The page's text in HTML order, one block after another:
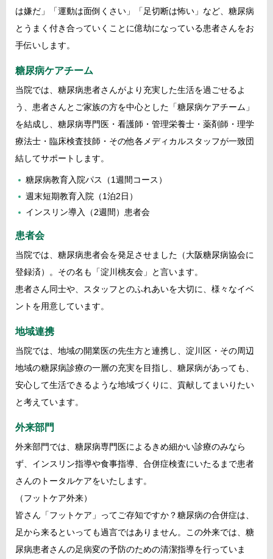
は嫌だ」「運動は面倒くさい」「足切断は怖い」など、糖尿病
とうまく付き合っていくことに億劫になっている患者さんをお
手伝いします。
糖尿病ケアチーム
当院では、糖尿病患者さんがより充実した生活を過ごせるよ
う、患者さんとご家族の方を中心とした「糖尿病ケアチーム」
を結成し、糖尿病専門医・看護師・管理栄養士・薬剤師・理学
療法士・臨床検査技師・その他各メディカルスタッフが一致団
結してサポートします。
糖尿病教育入院パス（1週間コース）
週末短期教育入院（1泊2日）
インスリン導入（2週間）患者会
患者会
当院では、糖尿病患者会を発足させました（大阪糖尿病協会に
登録済）。その名も「淀川桃友会」と言います。
患者さん同士や、スタッフとのふれあいを大切に、様々なイベ
ントを用意しています。
地域連携
当院では、地域の開業医の先生方と連携し、淀川区・その周辺
地域の糖尿病診療の一層の充実を目指し、糖尿病があっても、
安心して生活できるような地域づくりに、貢献してまいりたい
と考えています。
外来部門
外来部門では、糖尿病専門医によるきめ細かい診療のみなら
ず、インスリン指導や食事指導、合併症検査にいたるまで患者
さんのトータルケアをいたします。
（フットケア外来）
皆さん「フットケア」ってご存知ですか？糖尿病の合併症は、
足から来るといっても過言ではありません。この外来では、糖
尿病患者さんの足病変の予防のための清潔指導を行っていま